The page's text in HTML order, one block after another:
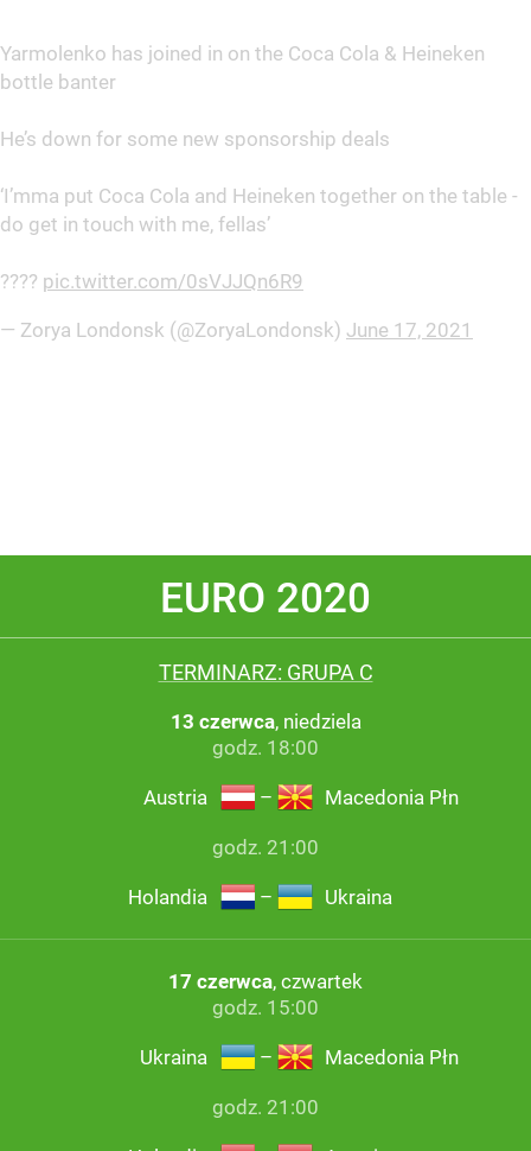
Yarmolenko has joined in on the Coca Cola & Heineken
bottle banter
He’s down for some new sponsorship deals
‘I’mma put Coca Cola and Heineken together on the table -
do get in touch with me, fellas’
???? pic.twitter.com/0sVJJQn6R9
— Zorya Londonsk (@ZoryaLondonsk) June 17, 2021
EURO 2020
TERMINARZ: GRUPA C
13 czerwca, niedziela
godz. 18:00
Austria – Macedonia Płn
godz. 21:00
Holandia – Ukraina
17 czerwca, czwartek
godz. 15:00
Ukraina – Macedonia Płn
godz. 21:00